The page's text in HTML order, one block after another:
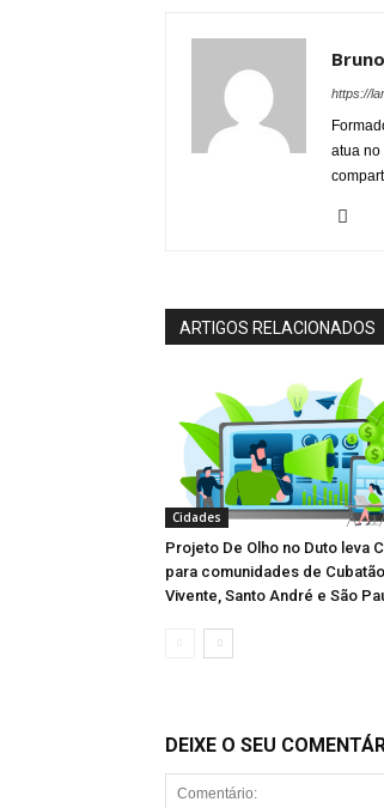
https://
atua no
ARTIGOS RELACIONADOS
Cidades
Projeto De Olho no Duto leva
para comunidades de
Vivente, Santo André e São
DEIXE O SEU